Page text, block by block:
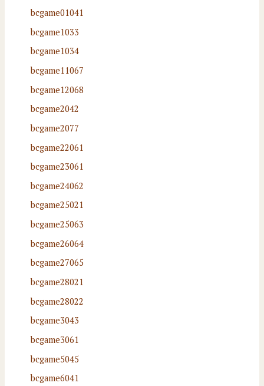
bcgame01041
bcgame1033
bcgame1034
bcgame11067
bcgame12068
bcgame2042
bcgame2077
bcgame22061
bcgame23061
bcgame24062
bcgame25021
bcgame25063
bcgame26064
bcgame27065
bcgame28021
bcgame28022
bcgame3043
bcgame3061
bcgame5045
bcgame6041